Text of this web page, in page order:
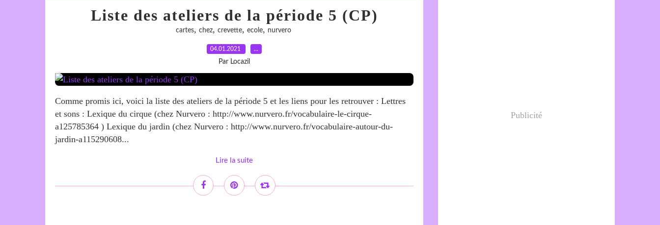
Liste des ateliers de la période 5 (CP)
cartes, chez, crevette, ecole, nurvero
04.01.2021 …
Par Locazil
Comme promis ici, voici la liste des ateliers de la période 5 et les liens pour les retrouver : Lettres
et sons : Lexique du cirque (chez Nurvero : http://www.nurvero.fr/vocabulaire-le-cirque-
a125785364 ) Lexique du jardin (chez Nurvero : http://www.nurvero.fr/vocabulaire-autour-du-
jardin-a115290608...
Lire la suite
Publicité